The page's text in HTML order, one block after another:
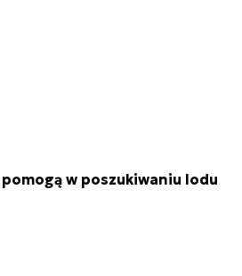
w poszukiwaniu lodu